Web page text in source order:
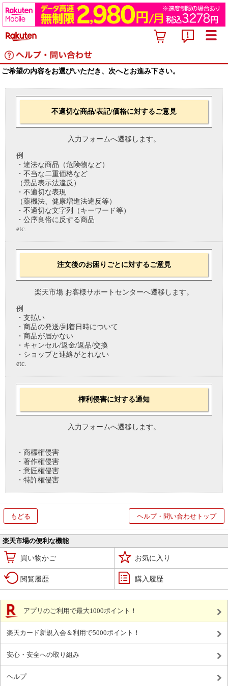
ご希望の内容をお選びいただき、次へとお進み下さい。
不適切な商品/表記/価格に対するご意見
入力フォームへ遷移します。
例
・違法な商品（危険物など）
・不当な二重価格など
（景品表示法違反）
・不適切な表現
（薬機法、健康増進法違反等）
・不適切な文字列（キーワード等）
・公序良俗に反する商品
etc.
注文後のお困りごとに対するご意見
楽天市場 お客様サポートセンターへ遷移します。
例
・支払い
・商品の発送/到着日時について
・商品が届かない
・キャンセル/返金/返品/交換
・ショップと連絡がとれない
etc.
権利侵害に対する通知
入力フォームへ遷移します。
・商標権侵害
・著作権侵害
・意匠権侵害
・特許権侵害
もどる ヘルプ・問い合わせトップ
楽天市場の便利な機能
買い物かご お気に入り
閲覧履歴 購入履歴
アプリのご利用で最大1000ポイント！
楽天カード新規入会＆利用で5000ポイント！
安心・安全への取り組み
ヘルプ